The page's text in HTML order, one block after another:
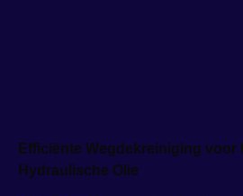
Efficiënte Wegdekreiniging voor
Hydraulische Olie